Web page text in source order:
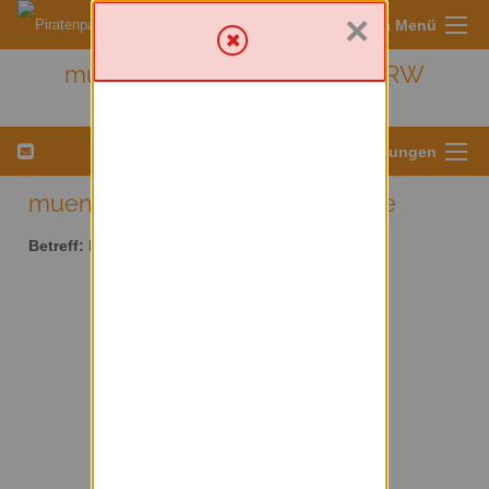
Sympa Menü
muenster - Kreis Münster/ NRW
Menü für Listeneinstellungen
muenster AT lists.piratenpartei.de
Betreff:
×